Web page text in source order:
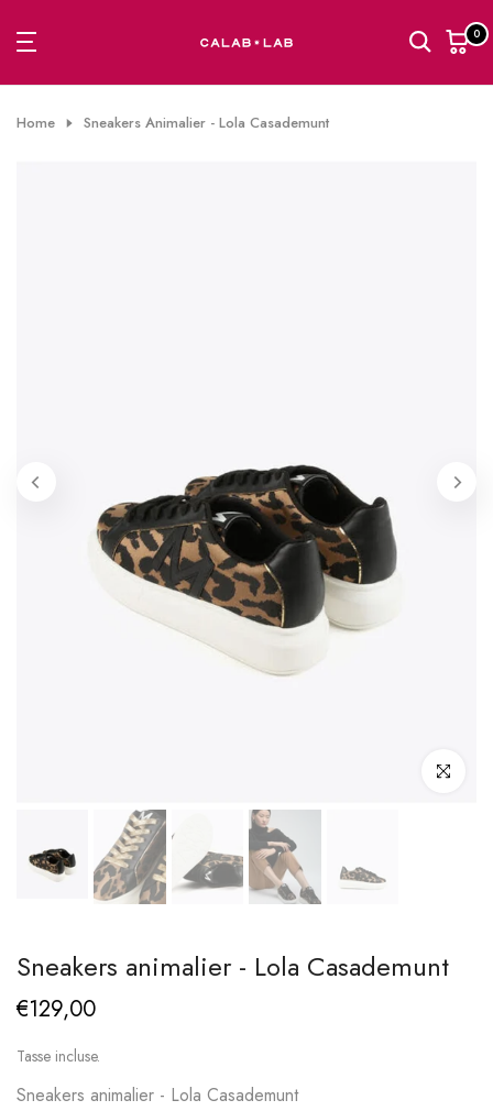
al
0
Home Sneakers Animalier - Lola Casademunt
Clicca per
Sneakers animalier - Lola Casademunt
€129,00
Tasse incluse.
Sneakers animalier - Lola Casademunt